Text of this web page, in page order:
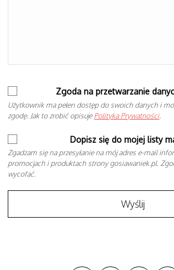
Zgoda na przetwarzanie
Użytkownik ma pełen dostęp do swoich danych i
zgodę. Jak to zrobić opisuje Polityka Prywatności.
Dopisz się do mojej listy
Zgadzam się na przesyłanie na mój adres e-mail
promocjach i produktach strony gosiawaniek.pl.
wycofać.